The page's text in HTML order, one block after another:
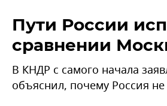
Пути России
сравнении
В КНДР с самого начала
объяснил, почему Россия